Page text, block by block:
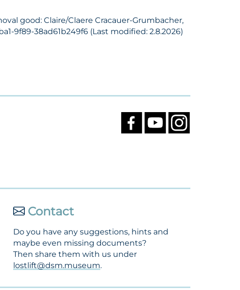
good: Claire/Claere Cracauer-Grumbacher,
9f89-38ad61b249f6 (Last modified: 2.8.2026)
Contact
Do you have any suggestions, hints and
maybe even missing documents?
Then share them with us under
lostlift@dsm.museum.